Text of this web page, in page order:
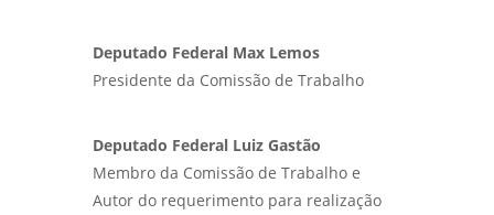
Deputado Federal Max Lemos
Presidente da Comissão de Trabalho
Deputado Federal Luiz Gastão
Membro da Comissão de Trabalho e
Autor do requerimento para realização